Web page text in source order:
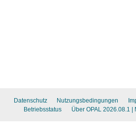
Datenschutz Nutzungsbedingungen
Betriebsstatus
Über OPAL 2026.08.1